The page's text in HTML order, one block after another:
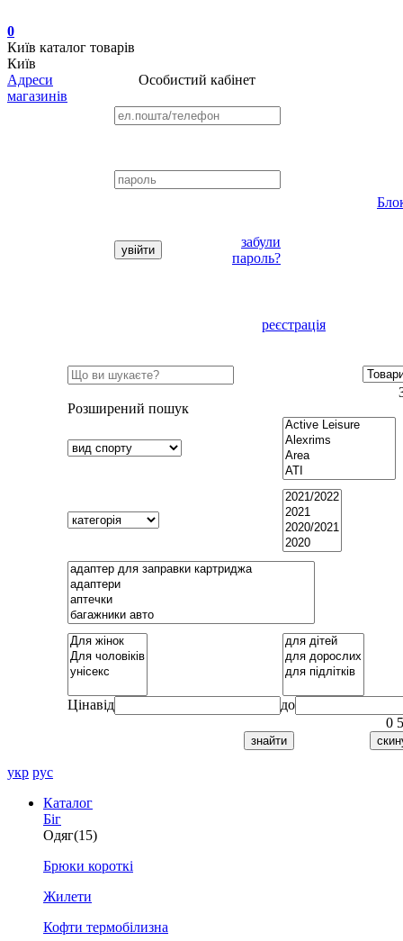
0
Київ каталог товарів
Київ
Адреси
магазинів
Особистий кабінет
забули
пароль?
реєстрація
Розширений пошук
Цінавід
до
0
укр рус
Каталог
Біг
Одяг(15)
Брюки короткі
Жилети
Кофти термобілизна